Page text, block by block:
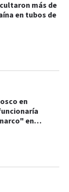
más de
en tubos de
en
en